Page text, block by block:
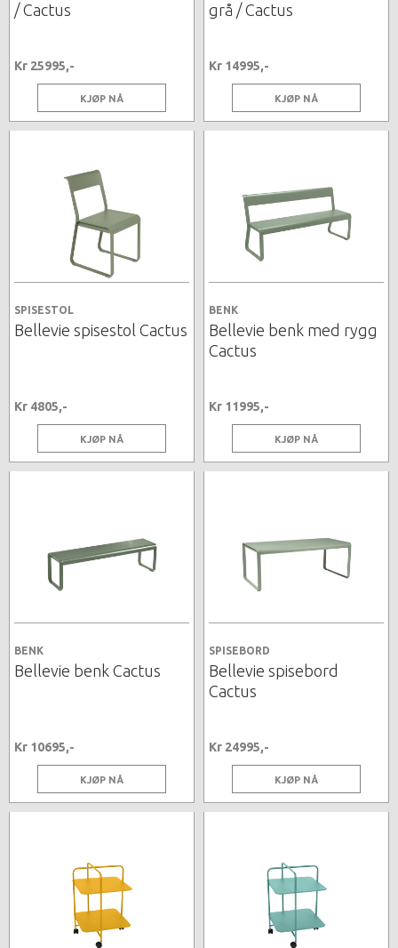
/ Cactus
Kr 25995,-
KJØP NÅ
grå / Cactus
Kr 14995,-
KJØP NÅ
SPISESTOL
Bellevie spisestol Cactus
Kr 4805,-
KJØP NÅ
BENK
Bellevie benk med rygg
Cactus
Kr 11995,-
KJØP NÅ
BENK
Bellevie benk Cactus
Kr 10695,-
KJØP NÅ
SPISEBORD
Bellevie spisebord
Cactus
Kr 24995,-
KJØP NÅ